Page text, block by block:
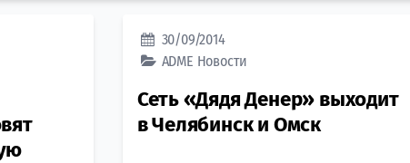
30/09/2014
ADME Новости
Сеть «Дядя Денер» выходит
в Челябинск и Омск